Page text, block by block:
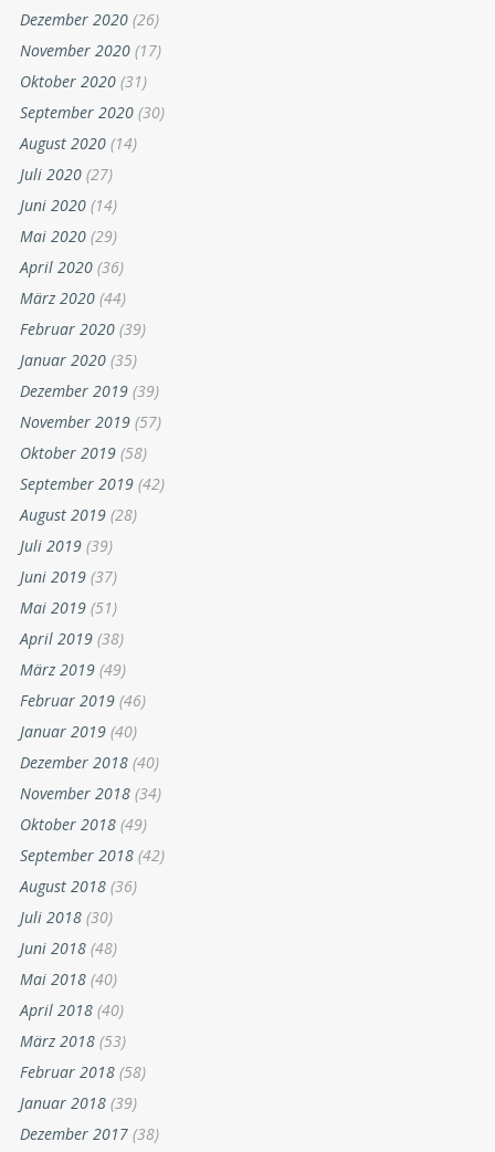
Dezember 2020 (26)
November 2020 (17)
Oktober 2020 (31)
September 2020 (30)
August 2020 (14)
Juli 2020 (27)
Juni 2020 (14)
Mai 2020 (29)
April 2020 (36)
März 2020 (44)
Februar 2020 (39)
Januar 2020 (35)
Dezember 2019 (39)
November 2019 (57)
Oktober 2019 (58)
September 2019 (42)
August 2019 (28)
Juli 2019 (39)
Juni 2019 (37)
Mai 2019 (51)
April 2019 (38)
März 2019 (49)
Februar 2019 (46)
Januar 2019 (40)
Dezember 2018 (40)
November 2018 (34)
Oktober 2018 (49)
September 2018 (42)
August 2018 (36)
Juli 2018 (30)
Juni 2018 (48)
Mai 2018 (40)
April 2018 (40)
März 2018 (53)
Februar 2018 (58)
Januar 2018 (39)
Dezember 2017 (38)